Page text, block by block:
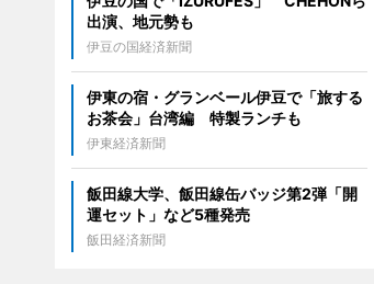
出演、地元勢も
伊豆の国経済新聞
伊東の宿・グランベール伊豆で「旅する
お茶会」台湾編 特製ランチも
伊東経済新聞
飯田線大学、飯田線缶バッジ第2弾「開
運セット」など5種発売
飯田経済新聞